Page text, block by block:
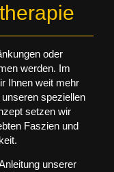
oder
werden. Im
Ihnen weit mehr
speziellen
setzen wir
Faszien und
unserer